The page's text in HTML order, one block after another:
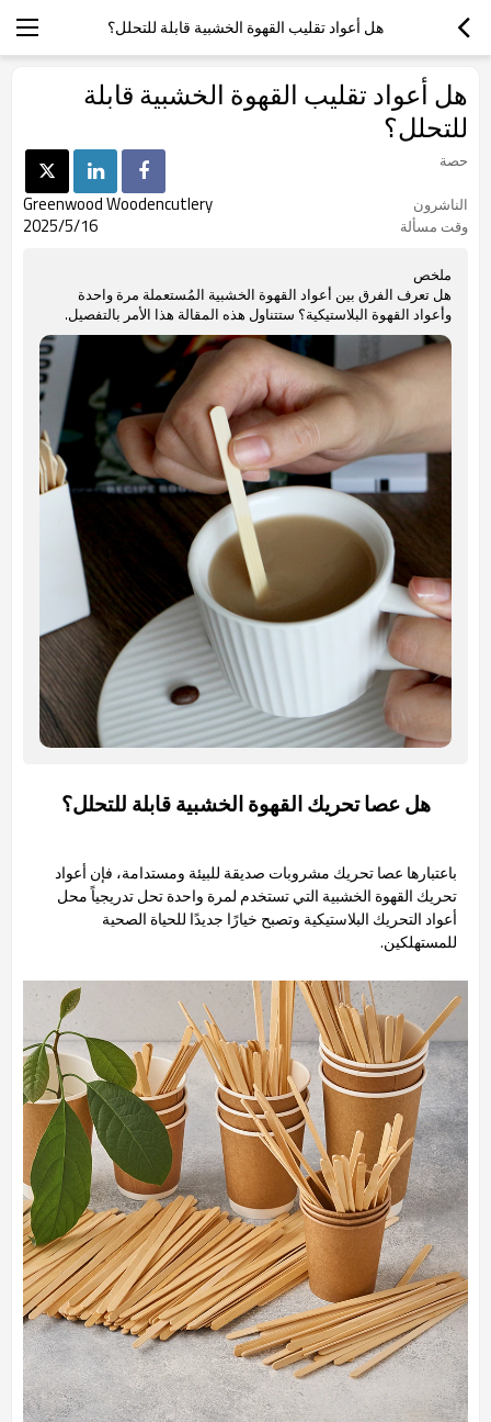
هل أعواد تقليب القهوة الخشبية قابلة للتحلل؟
هل أعواد تقليب القهوة الخشبية قابلة
للتحلل؟
حصة
الناشرون
Greenwood Woodencutlery
وقت مسألة 2025/5/16
ملخص
هل تعرف الفرق بين أعواد القهوة الخشبية المُستعملة مرة واحدة
وأعواد القهوة البلاستيكية؟ ستتناول هذه المقالة هذا الأمر بالتفصيل.
هل عصا تحريك القهوة الخشبية قابلة للتحلل؟
باعتبارها عصا تحريك مشروبات صديقة للبيئة ومستدامة، فإن أعواد
تحريك القهوة الخشبية التي تستخدم لمرة واحدة تحل تدريجياً محل
أعواد التحريك البلاستيكية وتصبح خيارًا جديدًا للحياة الصحية
للمستهلكين.